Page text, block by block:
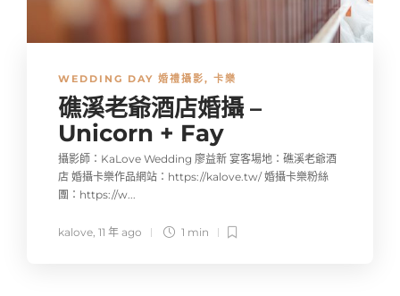
WEDDING DAY 婚禮攝影, 卡樂
礁溪老爺酒店婚攝 –
Unicorn + Fay
攝影師：KaLove Wedding 廖益新 宴客場地：礁溪老爺酒
店 婚攝卡樂作品網站：https://kalove.tw/ 婚攝卡樂粉絲
團：https://w...
kalove 11 年 ago 1 min